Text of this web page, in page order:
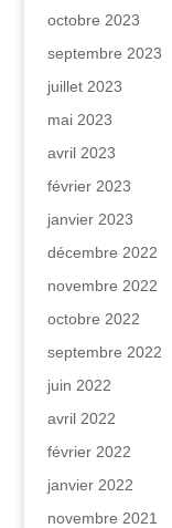
octobre 2023
septembre 2023
juillet 2023
mai 2023
avril 2023
février 2023
janvier 2023
décembre 2022
novembre 2022
octobre 2022
septembre 2022
juin 2022
avril 2022
février 2022
janvier 2022
novembre 2021